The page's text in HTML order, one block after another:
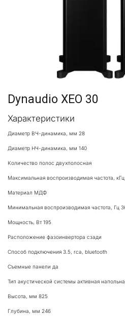
Dynaudio XEO 30
Характеристики
Диаметр ВЧ-динамика, мм 28
Диаметр НЧ-динамика, мм 140
Количество полос двухполосная
Максимальная воспроизводимая частота, кГц
Материал МДФ
Минимальная воспроизводимая частота, Гц
Мощность, Вт 195
Расположение фазоинвертора сзади
Способ подключения 3.5, rca, bluetooth
Съемные панели да
Тип акустической системы активная
Высота, мм 825
Глубина, мм 246